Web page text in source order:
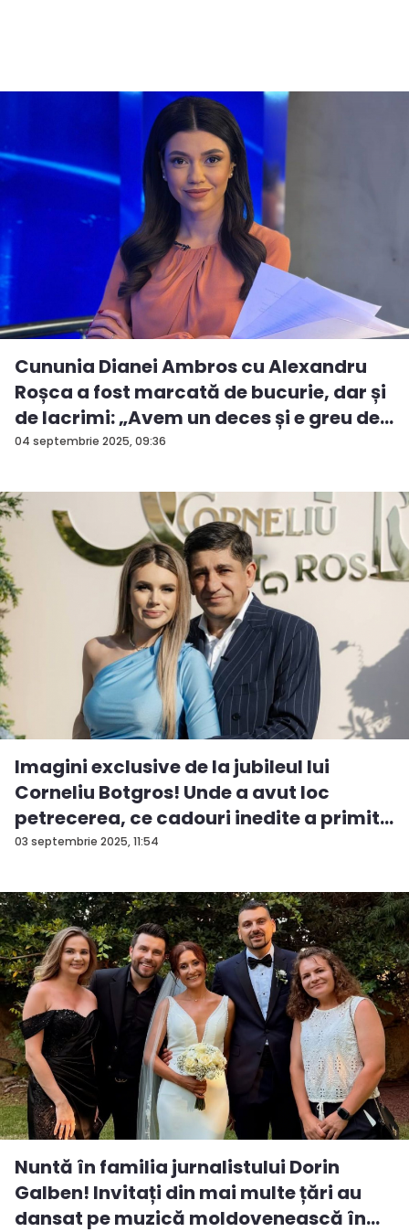
04 septembrie 2025, 09:36
Cununia Dianei Ambros cu Alexandru
Roșca a fost marcată de bucurie, dar și
de lacrimi: „Avem un deces și e greu de...
03 septembrie 2025, 11:54
Imagini exclusive de la jubileul lui
Corneliu Botgros! Unde a avut loc
petrecerea, ce cadouri inedite a primit...
Nuntă în familia jurnalistului Dorin
Galben! Invitați din mai multe țări au
dansat pe muzică moldovenească în...